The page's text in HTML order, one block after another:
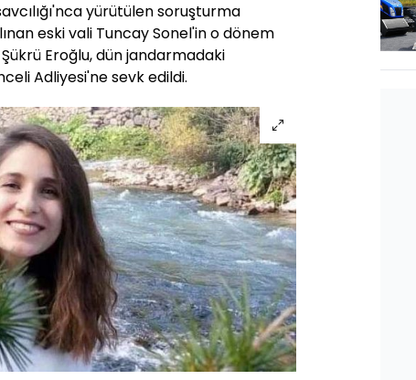
yürütülen soruşturma
eski vali Tuncay Sonel'in o dönem
Eroğlu, dün jandarmadaki
Adliyesi'ne sevk edildi.